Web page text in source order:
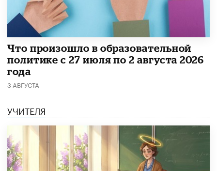
​Что произошло в образовательной
политике с 27 июля по 2 августа 2026
года
3 АВГУСТА
УЧИТЕЛЯ